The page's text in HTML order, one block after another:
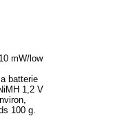
mW/low
batterie
1,2 V
100 g.